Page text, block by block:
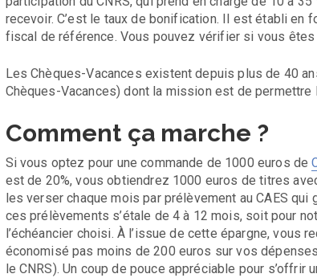
recevoir. C’est le taux de bonification. Il est établi
fiscal de référence. Vous pouvez vérifier si vous
Les Chèques-Vacances existent depuis plus de 40
Chèques-Vacances) dont la mission est de permettre
Comment ça marche ?
Si vous optez pour une commande de 1000 euros de
est de 20%, vous obtiendrez 1000 euros de titres
les verser chaque mois par prélèvement au CAES
ces prélèvements s’étale de 4 à 12 mois, soit pour
l’échéancier choisi. À l’issue de cette épargne,
économisé pas moins de 200 euros sur vos
le CNRS). Un coup de pouce appréciable pour